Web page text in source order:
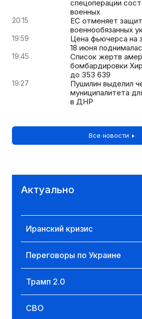
спецоперации
военных
20:15
ЕС отменяет
военнообязанных
19:59
Цена фьючерса на
18 июня
19:45
Список жертв
бомбардировки
до 353 639
19:27
Пушилин выделил
муниципалитета
в ДНР
Все новости
Актуально
Иранский кризис
Переговоры по Украине
Трамп 2.0
СВО